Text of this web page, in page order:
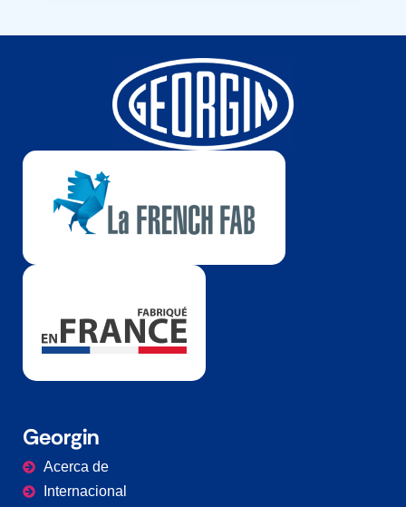
Georgin
Acerca de
Internacional